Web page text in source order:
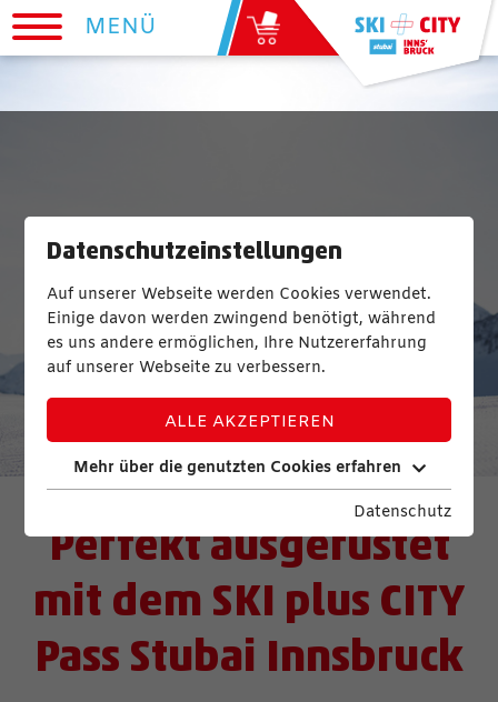
Perfekt ausgerüstet
mit dem SKI plus CITY
Pass Stubai Innsbruck
Datenschutzeinstellungen
Auf unserer Webseite werden Cookies verwendet.
Einige davon werden zwingend benötigt, während
es uns andere ermöglichen, Ihre Nutzererfahrung
auf unserer Webseite zu verbessern.
ALLE AKZEPTIEREN
Mehr über die genutzten Cookies erfahren
Datenschutz
MENÜ